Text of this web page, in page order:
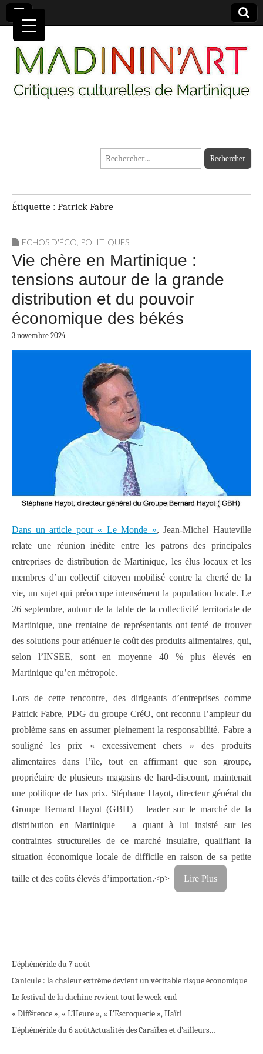
MADININ'ART
Rechercher :
Étiquette : Patrick Fabre
ECHOS D'ÉCO, POLITIQUES
Vie chère en Martinique :
tensions autour de la grande
distribution et du pouvoir
économique des békés
3 novembre 2024
Dans un article pour « Le Monde », Jean-Michel Hauteville
relate une réunion inédite entre les patrons des principales
entreprises de distribution de Martinique, les élus locaux et les
membres d’un collectif citoyen mobilisé contre la cherté de la
vie, un sujet qui préoccupe intensément la population locale. Le
26 septembre, autour de la table de la collectivité territoriale de
Martinique, une trentaine de représentants ont tenté de trouver
des solutions pour atténuer le coût des produits alimentaires, qui,
selon l’INSEE, sont en moyenne 40 % plus élevés en
Martinique qu’en métropole.
Lors de cette rencontre, des dirigeants d’entreprises comme
Patrick Fabre, PDG du groupe CréO, ont reconnu l’ampleur du
problème sans en assumer pleinement la responsabilité. Fabre a
souligné les prix « excessivement chers » des produits
alimentaires dans l’île, tout en affirmant que son groupe,
propriétaire de plusieurs magasins de hard-discount, maintenait
une politique de bas prix. Stéphane Hayot, directeur général du
Groupe Bernard Hayot (GBH) – leader sur le marché de la
distribution en Martinique – a quant à lui insisté sur les
contraintes structurelles de ce marché insulaire, qualifiant la
situation économique locale de difficile en raison de sa petite
taille et des coûts élevés d’importation.<p> Lire Plus
L’éphéméride du 7 août
Canicule : la chaleur extrême devient un véritable risque économique
Le festival de la dachine revient tout le week-end
« Différence », « L’Heure », « L’Escroquerie », Haïti
L’éphéméride du 6 aoûtActualités des Caraïbes et d’ailleurs…